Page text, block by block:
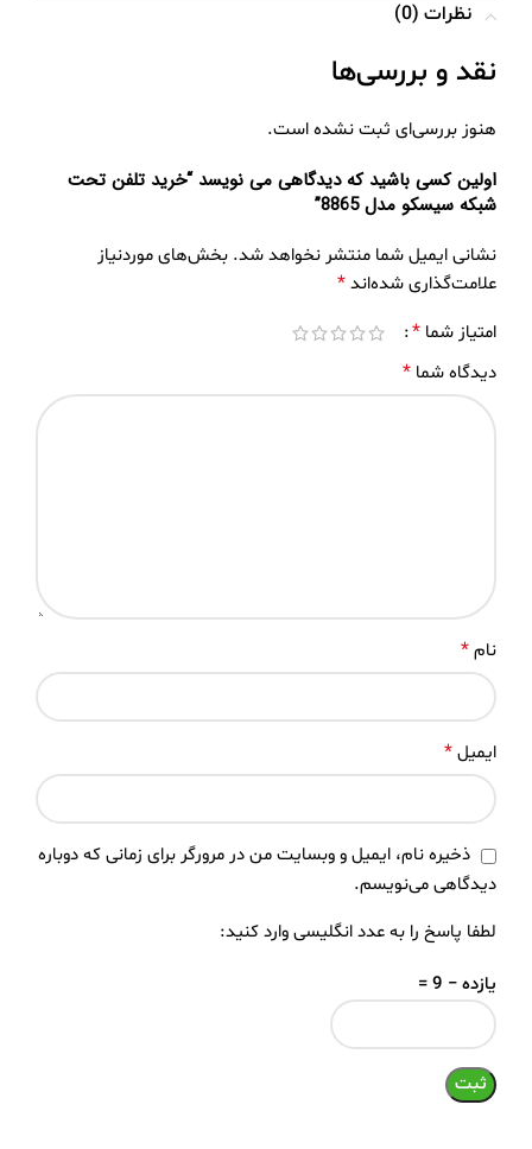
نظرات (0)
نقد و بررسی‌ها
هنوز بررسی‌ای ثبت نشده است.
اولین کسی باشید که دیدگاهی می نویسد “خرید تلفن تحت
شبکه سیسکو مدل 8865”
نشانی ایمیل شما منتشر نخواهد شد. بخش‌های موردنیاز
علامت‌گذاری شده‌اند*
امتیاز شما *
دیدگاه شما *
نام*
ایمیل*
ذخیره نام، ایمیل و وبسایت من در مرورگر برای زمانی که دوباره
دیدگاهی می‌نویسم.
لطفا پاسخ را به عدد انگلیسی وارد کنید:
یازده − 9 =